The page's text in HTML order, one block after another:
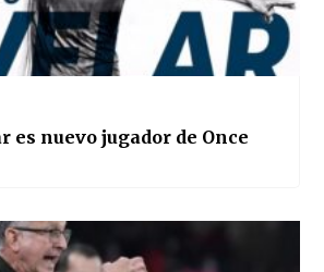
es nuevo jugador de Once